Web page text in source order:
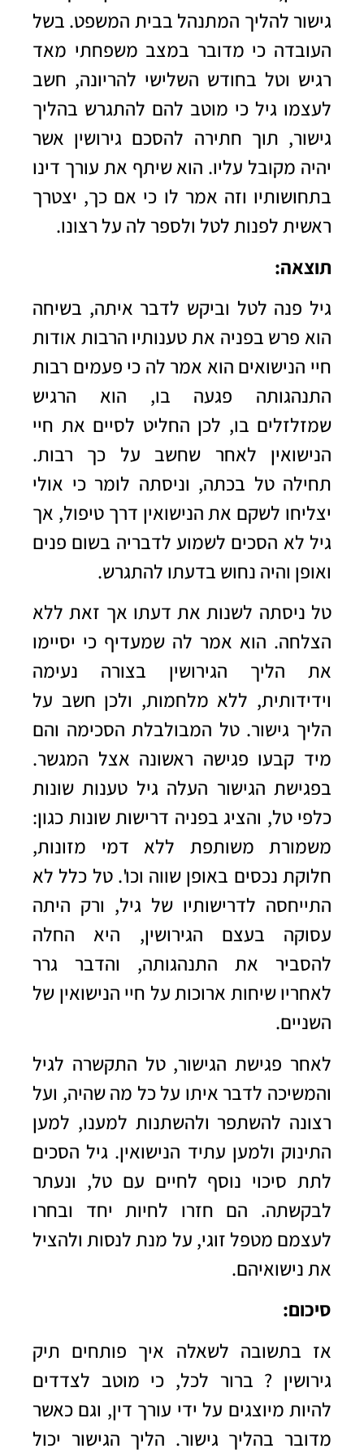
גישור להליך המתנהל בבית המשפט. בשל
העובדה כי מדובר במצב משפחתי מאד
רגיש וטל בחודש השלישי להריונה, חשב
לעצמו גיל כי מוטב להם להתגרש בהליך
גישור, תוך חתירה להסכם גירושין אשר
יהיה מקובל עליו. הוא שיתף את עורך דינו
בתחושותיו וזה אמר לו כי אם כך, יצטרך
ראשית לפנות לטל ולספר לה על רצונו.
תוצאה:
גיל פנה לטל וביקש לדבר איתה, בשיחה
הוא פרש בפניה את טענותיו הרבות אודות
חיי הנישואים הוא אמר לה כי פעמים רבות
התנהגותה פגעה בו, הוא הרגיש
שמזלזלים בו, לכן החליט לסיים את חיי
הנישואין לאחר שחשב על כך רבות.
תחילה טל בכתה, וניסתה לומר כי אולי
יצליחו לשקם את הנישואין דרך טיפול, אך
גיל לא הסכים לשמוע לדבריה בשום פנים
ואופן והיה נחוש בדעתו להתגרש.
טל ניסתה לשנות את דעתו אך זאת ללא
הצלחה. הוא אמר לה שמעדיף כי יסיימו
את הליך הגירושין בצורה נעימה
וידידותית, ללא מלחמות, ולכן חשב על
הליך גישור. טל המבולבלת הסכימה והם
מיד קבעו פגישה ראשונה אצל המגשר.
בפגישת הגישור העלה גיל טענות שונות
כלפי טל, והציג בפניה דרישות שונות כגון:
משמורת משותפת ללא דמי מזונות,
חלוקת נכסים באופן שווה וכו'. טל כלל לא
התייחסה לדרישותיו של גיל, ורק היתה
עסוקה בעצם הגירושין, היא החלה
להסביר את התנהגותה, והדבר גרר
לאחריו שיחות ארוכות על חיי הנישואין של
השניים.
לאחר פגישת הגישור, טל התקשרה לגיל
והמשיכה לדבר איתו על כל מה שהיה, ועל
רצונה להשתפר ולהשתנות למענו, למען
התינוק ולמען עתיד הנישואין. גיל הסכים
לתת סיכוי נוסף לחיים עם טל, ונעתר
לבקשתה. הם חזרו לחיות יחד ובחרו
לעצמם מטפל זוגי, על מנת לנסות ולהציל
את נישואיהם.
סיכום:
אז בתשובה לשאלה איך פותחים תיק
גירושין ? ברור לכל, כי מוטב לצדדים
להיות מיוצגים על ידי עורך דין, וגם כאשר
מדובר בהליך גישור. הליך הגישור יכול